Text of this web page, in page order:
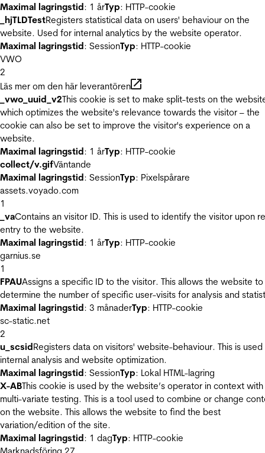
Maximal lagringstid: 1 årTyp: HTTP-cookie
_hjTLDTestRegisters statistical data on users' behaviour on the
website. Used for internal analytics by the website operator.
Maximal lagringstid: SessionTyp: HTTP-cookie
VWO
2
Läs mer om den här leverantören
_vwo_uuid_v2This cookie is set to make split-tests on the
which optimizes the website's relevance towards the visitor – the
cookie can also be set to improve the visitor's experience on a
website.
Maximal lagringstid: 1 årTyp: HTTP-cookie
collect/v.gifVäntande
Maximal lagringstid: SessionTyp: Pixelspårare
assets.voyado.com
1
_vaContains an visitor ID. This is used to identify the visitor upon
entry to the website.
Maximal lagringstid: 1 årTyp: HTTP-cookie
garnius.se
1
FPAUAssigns a specific ID to the visitor. This allows the website to
determine the number of specific user-visits for analysis and
Maximal lagringstid: 3 månaderTyp: HTTP-cookie
sc-static.net
2
u_scsidRegisters data on visitors' website-behaviour. This is
internal analysis and website optimization.
Maximal lagringstid: SessionTyp: Lokal HTML-lagring
X-ABThis cookie is used by the website’s operator in context with
multi-variate testing. This is a tool used to combine or change
on the website. This allows the website to find the best
variation/edition of the site.
Maximal lagringstid: 1 dagTyp: HTTP-cookie